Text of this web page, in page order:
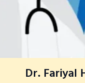
Dr. Fariyal